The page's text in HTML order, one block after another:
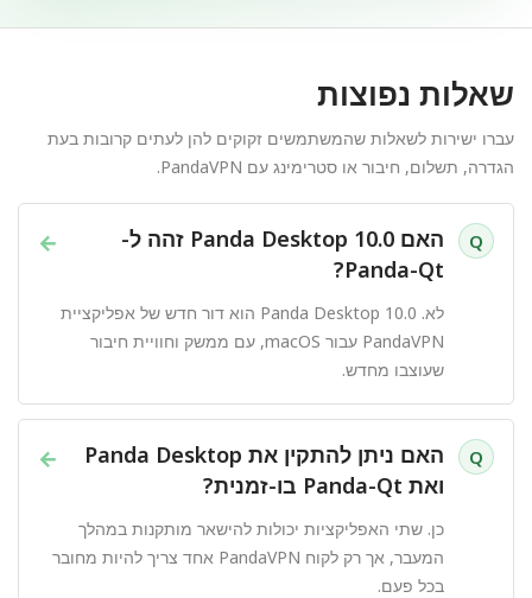
שאלות נפוצות
עברו ישירות לשאלות שהמשתמשים זקוקים להן לעתים קרובות בעת
הגדרה, תשלום, חיבור או סטרימינג עם PandaVPN.
Q
→
האם Panda Desktop 10.0 זהה ל-
Panda-Qt?
לא. Panda Desktop 10.0 הוא דור חדש של אפליקציית
PandaVPN עבור macOS, עם ממשק וחוויית חיבור
שעוצבו מחדש.
Q
→
האם ניתן להתקין את Panda Desktop
ואת Panda-Qt בו-זמנית?
כן. שתי האפליקציות יכולות להישאר מותקנות במהלך
המעבר, אך רק לקוח PandaVPN אחד צריך להיות מחובר
בכל פעם.